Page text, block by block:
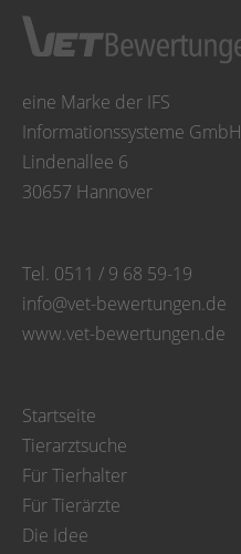
eine Marke der IFS
Informationssysteme GmbH
Lindenallee 6
30657 Hannover
Tel. 0511 / 9 68 59-19
info@vet-bewertungen.de
www.vet-bewertungen.de
Startseite
Tierarztsuche
Für Tierhalter
Für Tierärzte
Die Idee